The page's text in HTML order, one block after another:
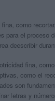
como
para el proceso
deescribir
fina,
como el
son
letras y